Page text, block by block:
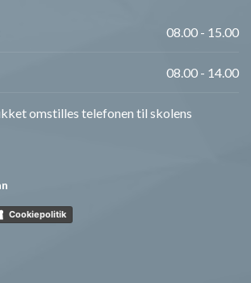
08.00 - 15.00
08.00 - 14.00
omstilles telefonen til skolens
Cookiepolitik